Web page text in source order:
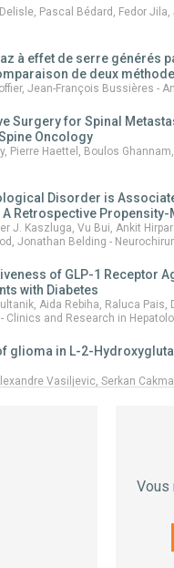
Pascal Bédard, Fedor
à effet de serre générés
de deux
Jean-François Bussières -
Surgery for Spinal
Oncology
Pierre Haettel, Boulos
Disorder is
Retrospective
J. Kaszluga, Vu Bui, Ankit
Jonathan Belding -
of GLP-1 Receptor
with Diabetes
Aida Rebiha, Raluca Pais,
Clinics and Research in
glioma in L-2-
Vasiljevic, Serkan
in Mechanically
Nasirodin Tabatabaei, Vida
Banifatemi - Respiratory
of sporadic and
Vous